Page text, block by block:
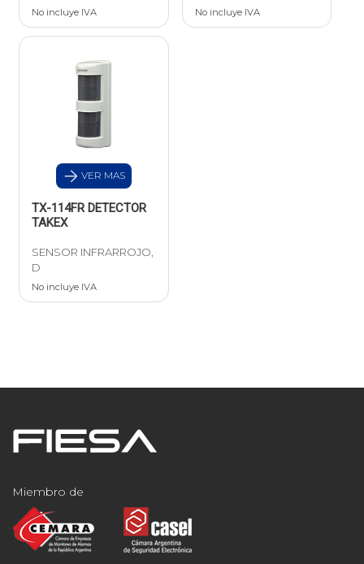
No incluye IVA No incluye IVA
VER MAS
TX-114FR DETECTOR
TAKEX
SENSOR INFRARROJO,
D
No incluye IVA
Miembro de